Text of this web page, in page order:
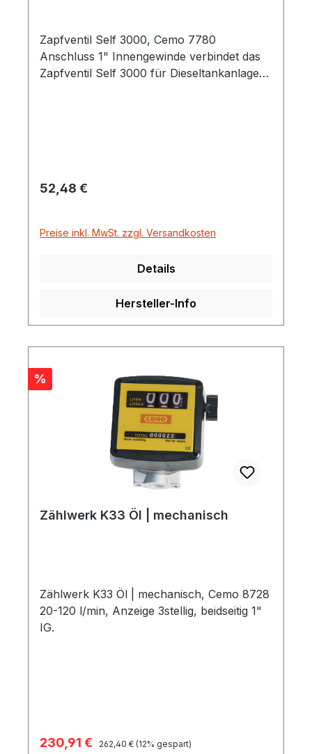
Zapfventil Self 3000, Cemo 7780
Anschluss 1" Innengewinde verbindet das
Zapfventil Self 3000 für Dieseltankanlagen
Regulärer Preis:
52,48 €
Preise inkl. MwSt. zzgl. Versandkosten
Details
Hersteller-Info
Rabatt
%
Zählwerk K33 Öl | mechanisch
Zählwerk K33 Öl | mechanisch, Cemo 8728
20-120 l/min, Anzeige 3stellig, beidseitig 1"
IG.
Verkaufspreis:
230,91 € Regulärer Preis:
262,40 € (12% gespart)